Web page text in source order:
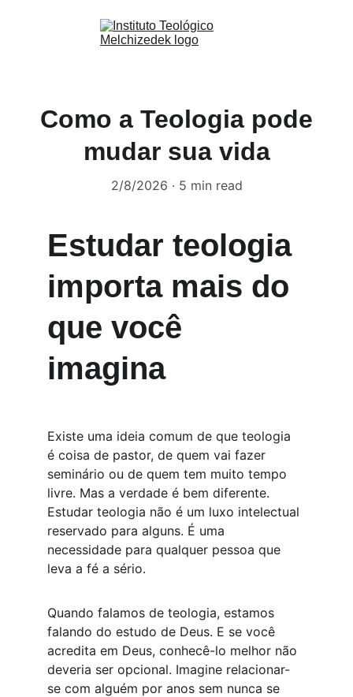
Como a Teologia pode
mudar sua vida
2/8/2026 5 min read
Estudar teologia
importa mais do
que você
imagina
Existe uma ideia comum de que teologia
é coisa de pastor, de quem vai fazer
seminário ou de quem tem muito tempo
livre. Mas a verdade é bem diferente.
Estudar teologia não é um luxo intelectual
reservado para alguns. É uma
necessidade para qualquer pessoa que
leva a fé a sério.
Quando falamos de teologia, estamos
falando do estudo de Deus. E se você
acredita em Deus, conhecê-lo melhor não
deveria ser opcional. Imagine relacionar-
se com alguém por anos sem nunca se